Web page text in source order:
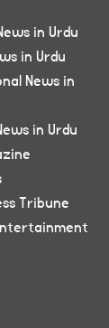
in Urdu
in Urdu
News in
in Urdu
Tribune